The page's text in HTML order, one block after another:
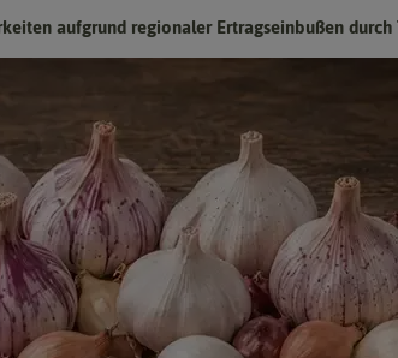
Susanne Mischung
Wände, Pergolen und Spaliere.
Quedlinburger Saatgut
524852-qb
aufgrund regionaler Ertragseinbußen durch